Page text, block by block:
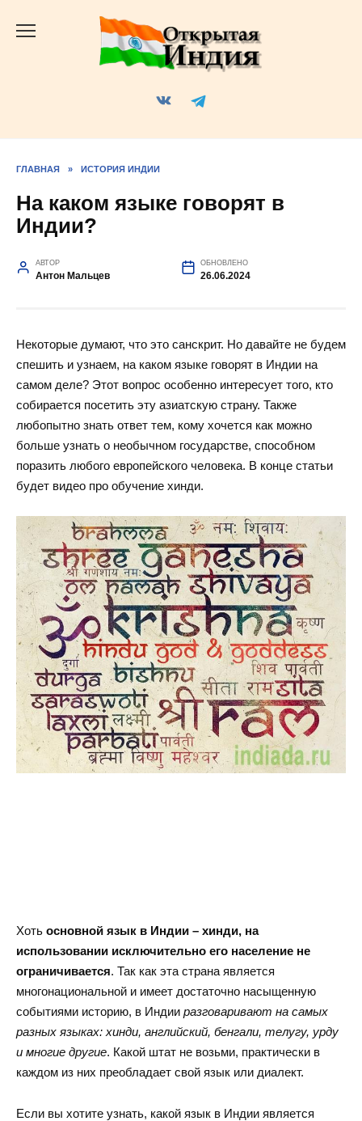
ГЛАВНАЯ » ИСТОРИЯ ИНДИИ
На каком языке говорят в
Индии?
АВТОР
Антон Мальцев
ОБНОВЛЕНО
26.06.2024
Некоторые думают, что это санскрит. Но давайте не будем
спешить и узнаем, на каком языке говорят в Индии на
самом деле? Этот вопрос особенно интересует того, кто
собирается посетить эту азиатскую страну. Также
любопытно знать ответ тем, кому хочется как можно
больше узнать о необычном государстве, способном
поразить любого европейского человека. В конце статьи
будет видео про обучение хинди.
Хоть основной язык в Индии – хинди, на
использовании исключительно его население не
ограничивается. Так как эта страна является
многонациональной и имеет достаточно насыщенную
событиями историю, в Индии разговаривают на самых
разных языках: хинди, английский, бенгали, телугу, урду
и многие другие. Какой штат не возьми, практически в
каждом из них преобладает свой язык или диалект.
Если вы хотите узнать, какой язык в Индии является